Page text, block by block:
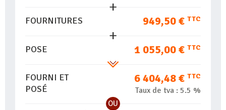
FOURNITURES 949,50 € TTC
POSE 1 055,00 € TTC
FOURNI ET
POSÉ
6 404,48 € TTC
Taux de tva : 5.5 %
OU